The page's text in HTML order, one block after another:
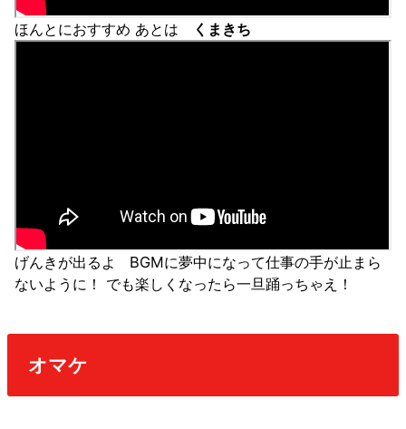
ほんとにおすすめ あとは くまきち
げんきが出るよ BGMに夢中になって仕事の手が止まら
ないように！ でも楽しくなったら一旦踊っちゃえ！
オマケ